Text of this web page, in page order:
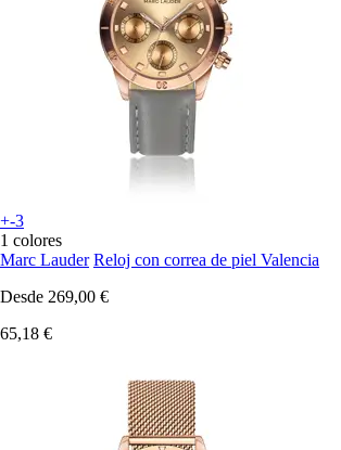
+-3
1 colores
Marc Lauder Reloj con correa de piel Valencia
Desde 269,00 €
65,18 €